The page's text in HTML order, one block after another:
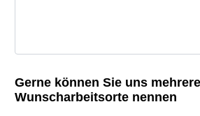
Gerne können Sie uns mehrere
Wunscharbeitsorte nennen